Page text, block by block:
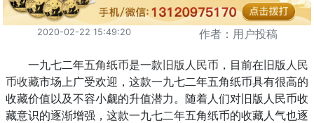
2020-02-22 15:49:20 作者：用户投稿
一九七二年五角纸币是一款旧版人民币 ，目前在旧版 人民
币收藏市场上广受欢迎，这款一九七二年五角纸币具有很高的
收藏价值以及不容小觑的升值潜力。随着人们对旧版人民币收
藏意识的逐渐增强，这款一九七二年五角纸币的收藏人气也逐